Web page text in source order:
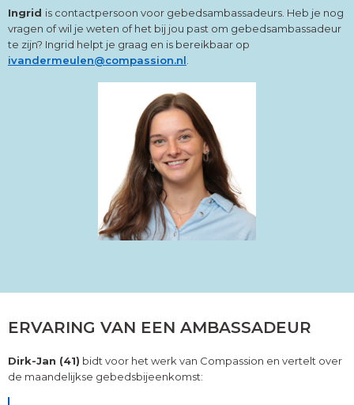
Ingrid is contactpersoon voor gebedsambassadeurs. Heb je nog
vragen of wil je weten of het bij jou past om gebedsambassadeur
te zijn? Ingrid helpt je graag en is bereikbaar op
ivandermeulen@compassion.nl
ERVARING VAN EEN AMBASSADEUR
Dirk-Jan (41) bidt voor het werk van Compassion en vertelt over
de maandelijkse gebedsbijeenkomst: